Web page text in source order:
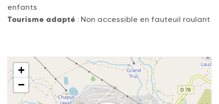
enfants
Tourisme adapté : Non accessible en fauteuil roulant
+
−